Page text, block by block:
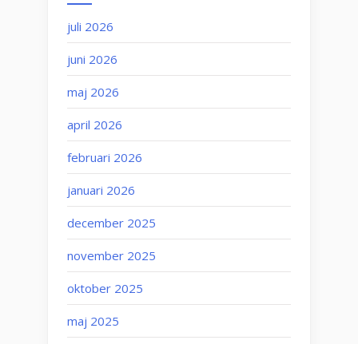
juli 2026
juni 2026
maj 2026
april 2026
februari 2026
januari 2026
december 2025
november 2025
oktober 2025
maj 2025